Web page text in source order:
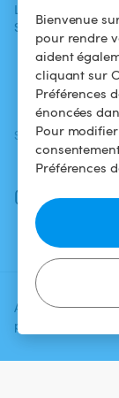
Bienvenue
pour rendre
aident
cliquant sur
Préférences
énoncées
Pour
Préférences
Ajoutez une date
pour voir le prix
L'aventure
Swimmy
SUIVEZ-NOUS
Facebook
Instagram